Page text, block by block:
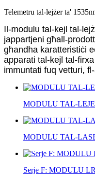
Telemetru tal-lejżer ta'
Il-modulu tal-kejl tal-
jappartjeni għall-
għandha karatteristiċi
apparati tal-kejl tal-
immuntati fuq vetturi,
MODULU TAL-
MODULU TAL-
Serje F: MODULU